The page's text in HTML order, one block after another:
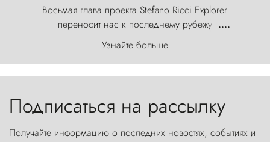
Восьмая глава проекта Stefano Ricci Explorer
переносит нас к последнему рубежу
первозданного мира, где ветер с
первобытной яростью ваяет ландшафт, а пики
Торрес-дель-Пайне, словно каменные стражи,
....
Узнайте больше
Подписаться на рассылку
Получайте информацию о последних новостях, событиях и